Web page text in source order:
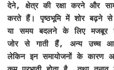
देने, क्षेत्र की रक्षा करने और
करते हैं। पृष्ठभूमि में शोर बढ़ने से
या समय बदलने के लिए मजबूर
जोर से गाती हैं, अन्य उच्च
लेकिन इन समायोजनों के कारण